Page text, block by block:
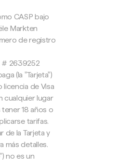
CASP bajo
Markten
de registro
# 2639252
(la "Tarjeta")
licencia de Visa
cualquier lugar
18 años o
tarifas.
de la Tarjeta y
más detalles.
no es un